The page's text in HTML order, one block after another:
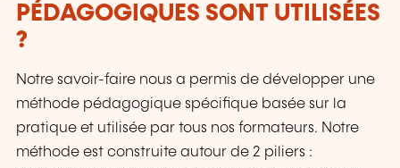
PÉDAGOGIQUES SONT UTILISÉES
?
Notre savoir-faire nous a permis de développer une
méthode pédagogique spécifique basée sur la
pratique et utilisée par tous nos formateurs. Notre
méthode est construite autour de 2 piliers :